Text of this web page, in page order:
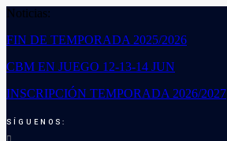
Noticias:
FIN DE TEMPORADA 2025/2026
CBM EN JUEGO 12-13-14 JUN
INSCRIPCIÓN TEMPORADA 2026/2027
SÍGUENOS: